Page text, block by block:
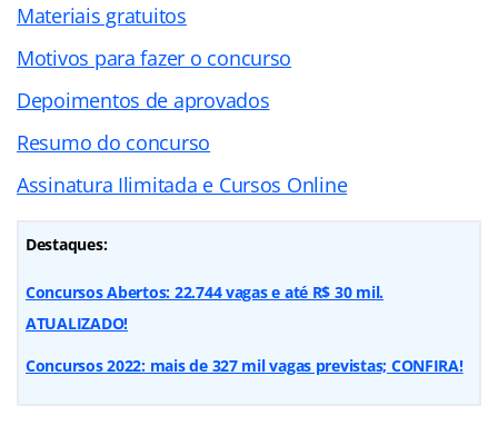
Materiais gratuitos
Motivos para fazer o concurso
Depoimentos de aprovados
Resumo do concurso
Assinatura Ilimitada e Cursos Online
Destaques:
Concursos Abertos: 22.744 vagas e até R$ 30 mil.
ATUALIZADO!
Concursos 2022: mais de 327 mil vagas previstas; CONFIRA!